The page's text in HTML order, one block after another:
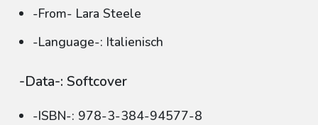
-From- Lara Steele
-Language-: Italienisch
-Data-: Softcover
-ISBN-: 978-3-384-94577-8